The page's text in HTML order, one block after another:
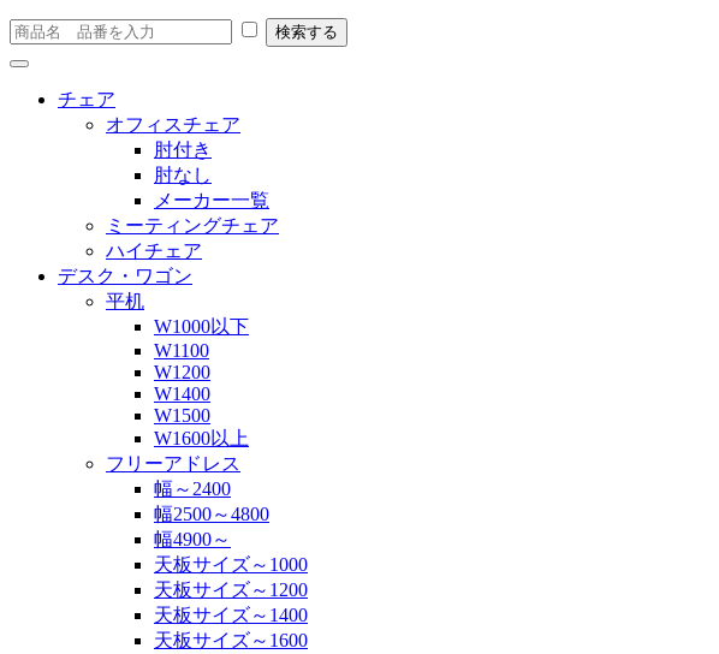
チェア
オフィスチェア
肘付き
肘なし
メーカー一覧
ミーティングチェア
ハイチェア
デスク・ワゴン
平机
W1000以下
W1100
W1200
W1400
W1500
W1600以上
フリーアドレス
幅～2400
幅2500～4800
幅4900～
天板サイズ～1000
天板サイズ～1200
天板サイズ～1400
天板サイズ～1600